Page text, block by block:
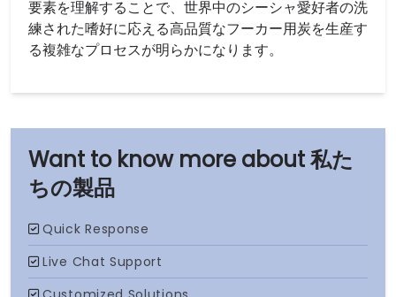
私た
ちの製品
要素を理解することで、世界中のシーシャ愛好者の洗
練された嗜好に応える高品質なフーカー用炭を生産す
る複雑なプロセスが明らかになります。